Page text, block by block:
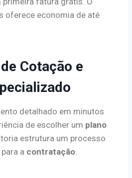
oferece economia de até
Cotação e
detalhado em minutos
de escolher um plano
estrutura um processo
a contratação.